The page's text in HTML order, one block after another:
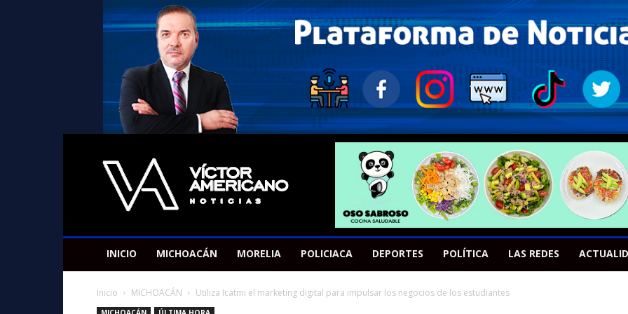
Americano
Victor
INICIO MICHOACÁN MORELIA POLICIACA DEPORTES POLÍTICA LAS REDES
Inicio MICHOACÁN Utiliza Icatmi el marketing digital para impulsar los negocios de los estudiantes